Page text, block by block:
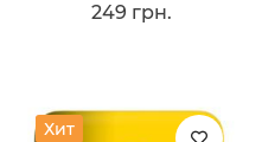
249 грн.
Хит